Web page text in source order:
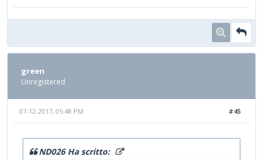
green
Unregistered
#45
07-12-2017, 05:48 PM
ND026 Ha scritto: